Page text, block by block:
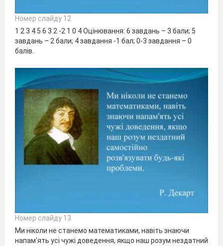
Номер слайду 12
1 2 3 4 5 6 3 2 -2 1 0 4 Оцінювання: 6 завдань – 3 бали; 5
завдань – 2 бали; 4 завдання -1 бал; 0-3 завдання – 0
балів.
Номер слайду 13
Ми ніколи не станемо математиками, навіть знаючи
напам'ять усі чужі доведення, якщо наш розум нездатний